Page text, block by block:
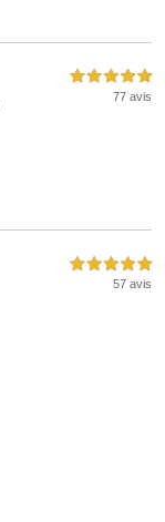
5,0 étoiles sur 5
77 avis
5,0 étoiles sur 5
57 avis